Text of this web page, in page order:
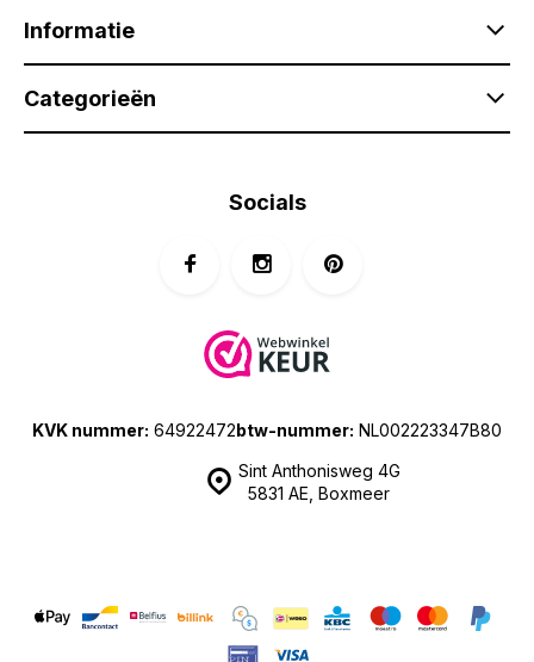
Informatie
Categorieën
Sint Anthonisweg 4G
5831 AE, Boxmeer
KVK nummer: 64922472btw-nummer: NL002223347B80
Socials